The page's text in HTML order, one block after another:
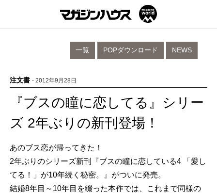
NEWS
POPダウンロード
一覧
注文書 - 2012年9月28日
『ブスの瞳に恋してる』シリー
ズ 2年ぶりの新刊登場！
あのブス恋が帰ってきた！
2年ぶりのシリーズ新刊『ブスの瞳に恋している4 「愛し
てる！」が10年続く秘密。』がついに発売。
結婚8年目～10年目を綴った本作では、これまで同様の